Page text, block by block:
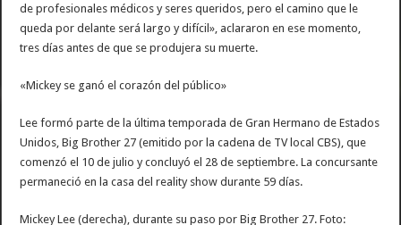
de profesionales médicos y seres queridos, pero el camino que le
queda por delante será largo y difícil», aclararon en ese momento,
tres días antes de que se produjera su muerte.
«Mickey se ganó el corazón del público»
Lee formó parte de la última temporada de Gran Hermano de Estados
Unidos, Big Brother 27 (emitido por la cadena de TV local CBS), que
comenzó el 10 de julio y concluyó el 28 de septiembre. La concursante
permaneció en la casa del reality show durante 59 días.
Mickey Lee (derecha), durante su paso por Big Brother 27. Foto: